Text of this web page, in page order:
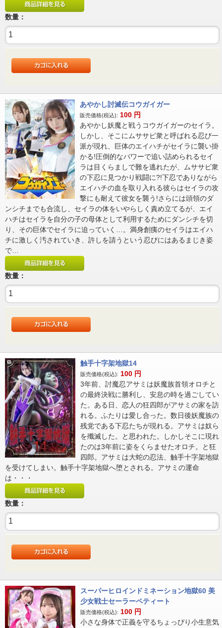
数量：
あやかし討滅伝コウガイガー
販売価格(税込): 100 円
あやかし妖魔と戦うコウガイガーのセイラ。
しかし、そこにムササビ衆と呼ばれる忍び一
派が現れ、巨体のエイハチがセイラに襲い掛
かる!圧倒的なパワーで追い詰められるセイ
ラは目くらましで難を逃れたが、ムササビ衆
の下忍に見つかり戦闘に?!下忍でありながら
エイハチの血を取り入れる彼らはセイラの攻
撃にも耐えて彼女を襲う!さらには頭領のダ
ンシチまでも合流し、セイラの体をいやらしく責め立てるが、エイ
ハチはセイラを自分の子の母体として利用するためにダンシチを切
り、その巨体でセイラに迫っていく…。満身創痍のセイラはエイハ
チに激しく汚されていき、許しを請うという忍びにはあるまじき姿
で…
数量：
触手十字架地獄14
販売価格(税込): 100 円
3年前、討魔忍アサミは妖魔族首領オロチと
の最終決戦に勝利し、安息の時を過ごしてい
た。ある日、恋人の狂四郎がアサミの家を訪
れる。ふたりは愛し合った。数日後妖魔族の
残党である下忍たちが現れる。アサミは奴ら
を殲滅した。と思われた。しかしそこに現れ
たのは3年前に姿をくらませたオロチ。と狂
四郎。アサミは大蛇の忍法、触手十字架地獄
を受けてしまい。触手十字架地獄へ堕とされる。アサミの運命
は・・・
数量：
スーパーヒロインドミネーション地獄60 美
少女戦士セーラーペティート
販売価格(税込): 100 円
小さな身体で正義を守るちょっぴり小生意気